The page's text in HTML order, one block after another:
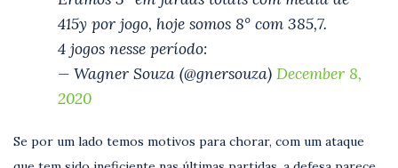
415y por jogo, hoje somos 8° com 385,7.
4 jogos nesse período:
— Wagner Souza (@gnersouza) December 8,
2020
Se por um lado temos motivos para chorar, com um ataque